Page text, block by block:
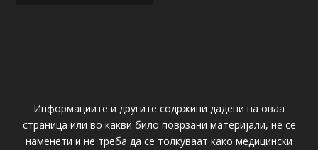
Информациите и другите содржини дадени на оваа
страница или во какви било поврзани материјали, не се
наменети и не треба да се толкуваат како медицински